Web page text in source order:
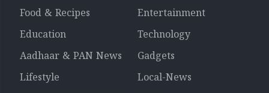
Food & Recipes
Entertainment
Education
Technology
Aadhaar & PAN News
Gadgets
Lifestyle
Local-News